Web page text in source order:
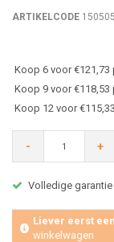
ARTIKELCODE 150505
Koop 6 voor €121,73
Koop 9 voor €118,53
Koop 12 voor
- +
Volledige
Liever eerst
winkelwagen